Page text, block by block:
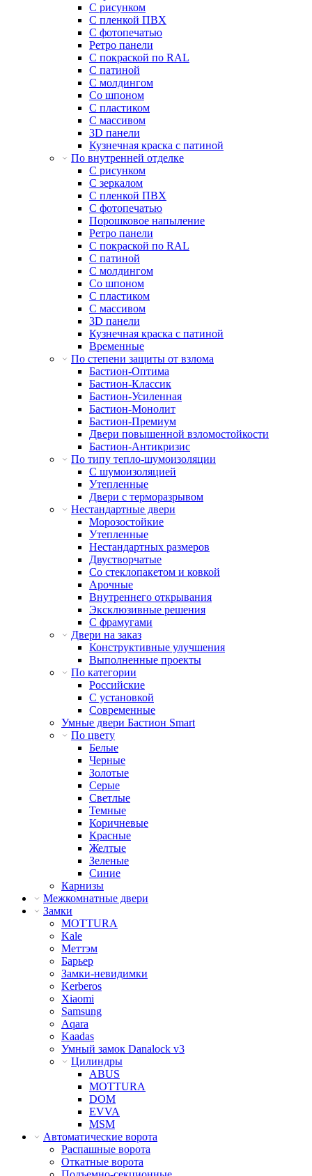
С рисунком
С пленкой ПВХ
С фотопечатью
Ретро панели
С покраской по RAL
С патиной
С молдингом
Со шпоном
С пластиком
С массивом
3D панели
Кузнечная краска с патиной
По внутренней отделке
С рисунком
С зеркалом
С пленкой ПВХ
С фотопечатью
Порошковое напыление
Ретро панели
С покраской по RAL
С патиной
С молдингом
Со шпоном
С пластиком
С массивом
3D панели
Кузнечная краска с патиной
Временные
По степени защиты от взлома
Бастион-Оптима
Бастион-Классик
Бастион-Усиленная
Бастион-Монолит
Бастион-Премиум
Двери повышенной взломостойкости
Бастион-Антикризис
По типу тепло-шумоизоляции
С шумоизоляцией
Утепленные
Двери с терморазрывом
Нестандартные двери
Морозостойкие
Утепленные
Нестандартных размеров
Двустворчатые
Со стеклопакетом и ковкой
Арочные
Внутреннего открывания
Эксклюзивные решения
С фрамугами
Двери на заказ
Конструктивные улучшения
Выполненные проекты
По категории
Российские
С установкой
Современные
Умные двери Бастион Smart
По цвету
Белые
Черные
Золотые
Серые
Светлые
Темные
Коричневые
Красные
Желтые
Зеленые
Синие
Карнизы
Межкомнатные двери
Замки
MOTTURA
Kale
Меттэм
Барьер
Замки-невидимки
Kerberos
Xiaomi
Samsung
Aqara
Kaadas
Умный замок Danalock v3
Цилиндры
ABUS
MOTTURA
DOM
EVVA
MSM
Автоматические ворота
Распашные ворота
Откатные ворота